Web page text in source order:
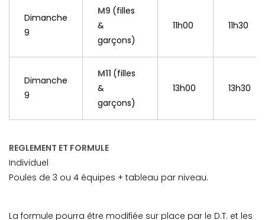
Dimanche
9
M9 (filles
&
garçons)
11h00 11h30
Dimanche
9
M11 (filles
&
garçons)
13h00 13h30
REGLEMENT ET FORMULE
Individuel
Poules de 3 ou 4 équipes + tableau par niveau.
La formule pourra être modifiée sur place par le D.T. et les